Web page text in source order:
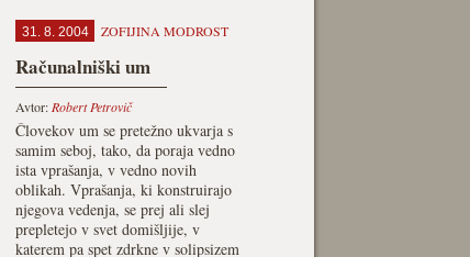
31. 8. 2004 ZOFIJINA MODROST
Računalniški um
Avtor: Robert Petrovič
Človekov um se pretežno ukvarja s
samim seboj, tako, da poraja vedno
ista vprašanja, v vedno novih
oblikah. Vprašanja, ki konstruirajo
njegova vedenja, se prej ali slej
prepletejo v svet domišljije, v
katerem pa spet zdrkne v solipsizem